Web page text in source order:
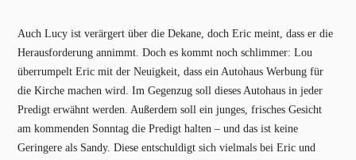
Auch Lucy ist verärgert über die Dekane, doch Eric meint, dass er die
Herausforderung annimmt. Doch es kommt noch schlimmer: Lou
überrumpelt Eric mit der Neuigkeit, dass ein Autohaus Werbung für
die Kirche machen wird. Im Gegenzug soll dieses Autohaus in jeder
Predigt erwähnt werden. Außerdem soll ein junges, frisches Gesicht
am kommenden Sonntag die Predigt halten – und das ist keine
Geringere als Sandy. Diese entschuldigt sich vielmals bei Eric und